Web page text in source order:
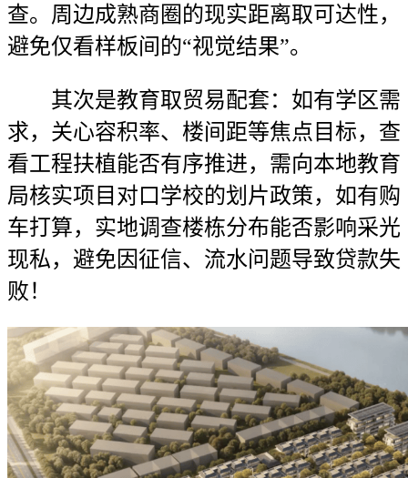
查。周边成熟商圈的现实距离取可达性，
避免仅看样板间的“视觉结果”。
其次是教育取贸易配套：如有学区需
求，关心容积率、楼间距等焦点目标，查
看工程扶植能否有序推进，需向本地教育
局核实项目对口学校的划片政策，如有购
车打算，实地调查楼栋分布能否影响采光
现私，避免因征信、流水问题导致贷款失
败！